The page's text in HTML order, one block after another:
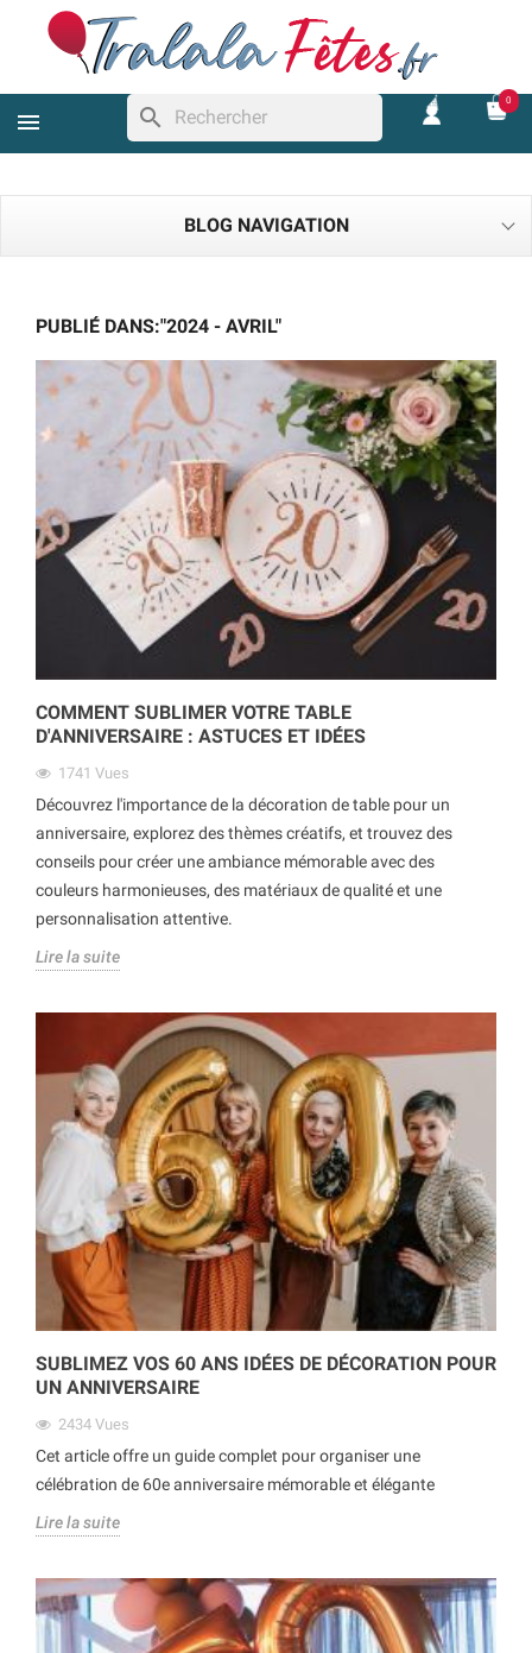
search
0
BLOG NAVIGATION
PUBLIÉ DANS:"2024 - AVRIL"
COMMENT SUBLIMER VOTRE TABLE
D'ANNIVERSAIRE : ASTUCES ET IDÉES
1741 Vues
Découvrez l'importance de la décoration de table pour un
anniversaire, explorez des thèmes créatifs, et trouvez des
conseils pour créer une ambiance mémorable avec des
couleurs harmonieuses, des matériaux de qualité et une
personnalisation attentive.
Lire la suite
SUBLIMEZ VOS 60 ANS IDÉES DE DÉCORATION POUR
UN ANNIVERSAIRE
2434 Vues
Cet article offre un guide complet pour organiser une
célébration de 60e anniversaire mémorable et élégante
Lire la suite